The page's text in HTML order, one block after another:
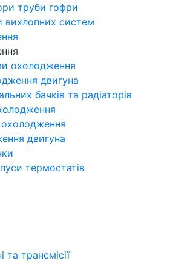
труби гофри
вихлопних систем
охолодження
двигуна
бачків та радіаторів
двигуна
термостатів
та трансмісії